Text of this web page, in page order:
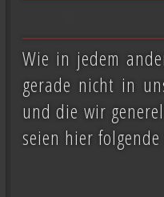
Wie in jedem
gerade nicht in
und die wir
seien hier